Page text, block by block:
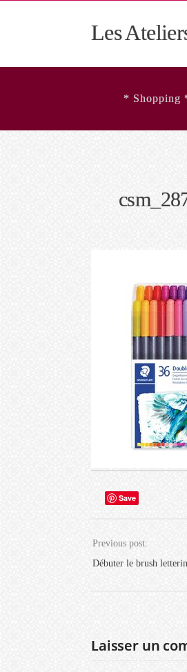
Les
* Shopping
Save
Previous post:
Débuter le brush
Laisser un